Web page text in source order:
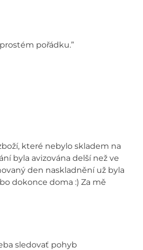
pořádku.”
které nebylo skladem na
byla avizována delší než ve
den naskladnění už byla
dokonce doma :) Za mě
sledovať pohyb